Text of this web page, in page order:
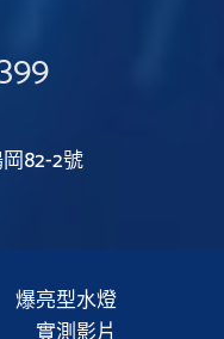
82-2號
爆亮型水燈